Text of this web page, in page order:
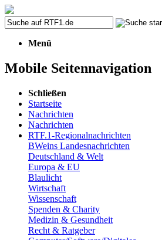
Menü
Mobile Seitennavigation
Schließen
Startseite
Nachrichten
Nachrichten
RTF.1-Regionalnachrichten
BWeins Landesnachrichten
Deutschland & Welt
Europa & EU
Blaulicht
Wirtschaft
Wissenschaft
Spenden & Charity
Medizin & Gesundheit
Recht & Ratgeber